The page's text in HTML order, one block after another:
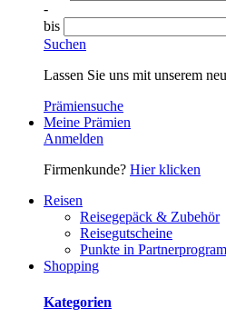
-
bis
Suchen
Lassen Sie uns mit unserem
Prämiensuche
Meine Prämien
Anmelden
Firmenkunde? Hier klicken
Reisen
Reisegepäck & Zubehör
Reisegutscheine
Punkte in
Shopping
Kategorien